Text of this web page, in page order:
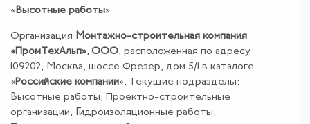
« Высотные работы»
Организация Монтажно-строительная компания
«ПромТехАльп», ООО, расположенная по адресу
109202, Москва, шоссе Фрезер, дом 5/1 в каталоге
«Российские компании». Текущие подразделы:
Высотные работы; Проектно-строительные
организации; Гидроизоляционные работы;